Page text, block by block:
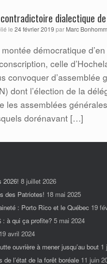
dialectique
le24 février 2019 par Marc
démocratique
celle
convoquer d’assemblée
dont l’élection de la
les assemblées
dorénavant […]
2026! 8 juillet 2026
des Patriotes! 18 mai 2025
: Porto Rico et le Québec 19
: à qui ça profite? 5 mai 2024
19 avril 2024
ouvrière à mener jusqu’au bout 1
de l’état de la forêt boréale 11 juin